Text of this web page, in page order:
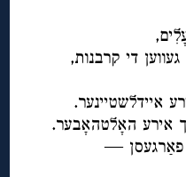
די קרבנות,
איידלשטיינער.
אירע האָלטהאָבער.
פאַרגעסן —